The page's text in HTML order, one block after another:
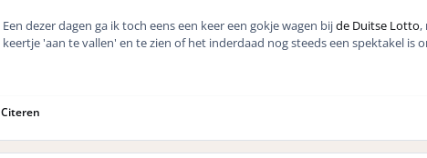
Een dezer dagen ga ik toch eens een keer een gokje wagen bijde Duitse Lotto,
keertje 'aan te vallen' en te zien of het inderdaad nog steeds een spektakel is
Citeren